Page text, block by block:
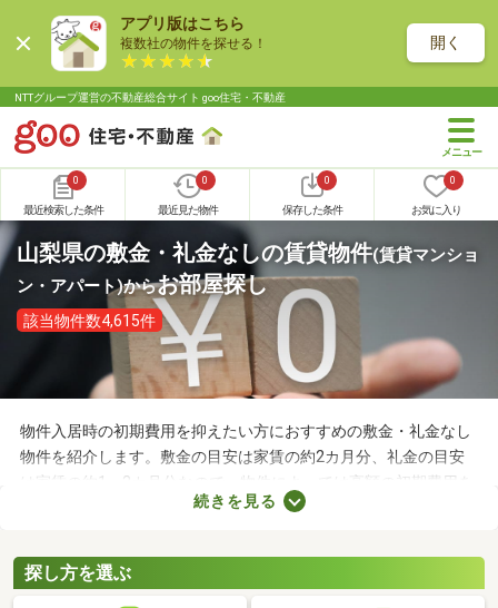
アプリ版はこちら
複数社の物件を探せる！ 開く
NTTグループ運営の不動産総合サイト goo住宅・不動産
0
最近検索した条件
0
最近見た物件
0
保存した条件
0
お気に入り
山梨県の敷金・礼金なしの賃貸物件(賃貸マンショ
ン・アパート)からお部屋探し
該当物件数4,615件
物件入居時の初期費用を抑えたい方におすすめの敷金・礼金なし
物件を紹介します。敷金の目安は家賃の約2カ月分、礼金の目安
は家賃の約1～2カ月分なので、物件によっては高額の初期費用を
用意しなければなりません。新生活に必要な家具や家電、インテ
部屋を見つけましょう。
続きを見る
探し方を選ぶ